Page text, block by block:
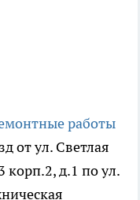
работы
от ул. Светлая
корп.2, д.1 по ул.